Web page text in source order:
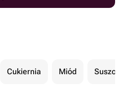
Cukiernia Miód